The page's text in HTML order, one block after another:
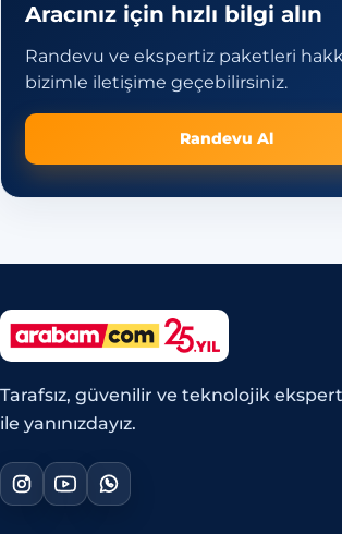
Aracınız için hızlı bilgi alın
Randevu ve ekspertiz paketleri
bizimle iletişime geçebilirsiniz.
Randevu Al
Tarafsız, güvenilir ve teknolojik
ile yanınızdayız.